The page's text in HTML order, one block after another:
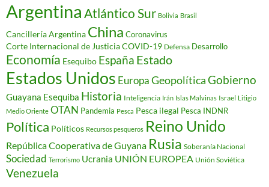
Argentina Atlántico Sur Bolivia Brasil
Cancillería Argentina China Coronavirus
Corte Internacional de JusticiaCOVID-19 Defensa Desarrollo
Economía Esequibo España Estado
Estados Unidos EuropaGeopolíticaGobierno
Guayana Esequiba Historia Inteligencia Irán Islas Malvinas Israel Litigio
Medio Oriente OTAN Pandemia Pesca Pesca ilegal Pesca INDNR
Política Políticos Recursos pesqueros Reino Unido
República Cooperativa de Guyana Rusia Soberanía Nacional
Sociedad Terrorismo Ucrania UNIÓN EUROPEA Unión Soviética
Venezuela